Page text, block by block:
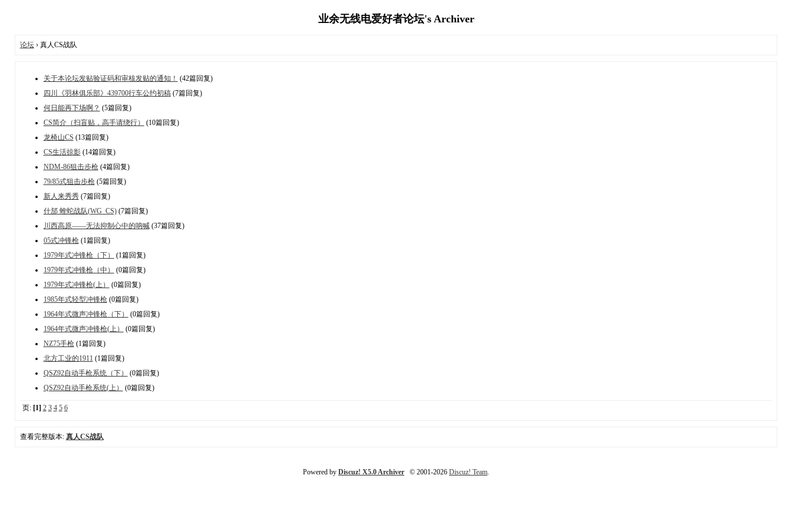
业余无线电爱好者论坛's Archiver
论坛› 真人CS战队
关于本论坛发贴验证码和审核发贴的通知！ (42篇回复)
四川《羽林俱乐部》439700行车公约初稿(7篇回复)
何日能再下场啊？ (5篇回复)
CS简介（扫盲贴，高手请绕行）
(10篇回复)
龙椅山CS (13篇回复)
CS生活掠影(14篇回复)
NDM-86狙击步枪(4篇回复)
79/85式狙击步枪(5篇回复)
新人来秀秀(7篇回复)
什邡 蝰蛇战队(WG_CS)(7篇回复)
川西高原——无法抑制心中的呐喊(37篇回复)
05式冲锋枪(1篇回复)
1979年式冲锋枪（下）
(1篇回复)
1979年式冲锋枪（中）
(0篇回复)
1979年式冲锋枪(上）
(0篇回复)
1985年式轻型冲锋枪(0篇回复)
1964年式微声冲锋枪（下）
(0篇回复)
1964年式微声冲锋枪(上）
(0篇回复)
NZ75手枪(1篇回复)
北方工业的1911 (1篇回复)
QSZ92自动手枪系统（下）
(0篇回复)
QSZ92自动手枪系统(上）
(0篇回复)
页: [1] 2 3 4 5 6
查看完整版本: 真人CS战队
Powered by Discuz! X5.0 Archiver © 2001-2026 Discuz! Team.